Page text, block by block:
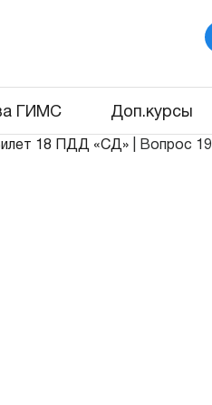
ГИМС Доп.курсы
18 ПДД «СД» Вопрос 19